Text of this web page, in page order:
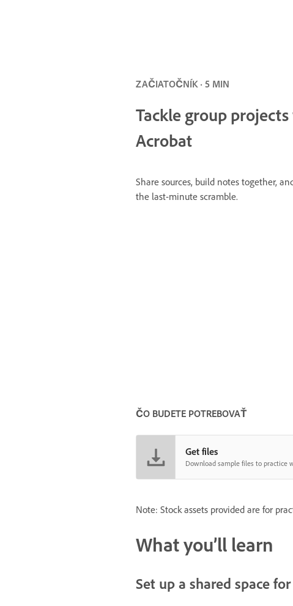
ZAČIATOČNÍK · 5 MIN
Tackle group
Acrobat
Share sources, build notes together,
the last-minute scramble.
ČO BUDETE POTREBOVAŤ
Get files
Download sample files to practice
Note: Stock assets provided are for
What you’ll learn
Set up a shared space